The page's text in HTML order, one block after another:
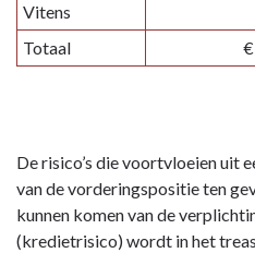
Vitens
Totaal
De risico’s die voortvloeien uit
van de vorderingspositie ten
kunnen komen van de
(kredietrisico) wordt in het